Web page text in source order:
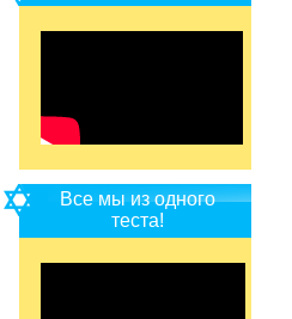
Все мы из одного
теста!